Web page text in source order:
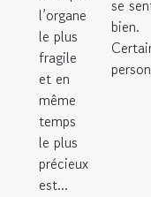
l’organe
le plus
fragile
et en
même
temps
le plus
précieux
est...
se
bien.